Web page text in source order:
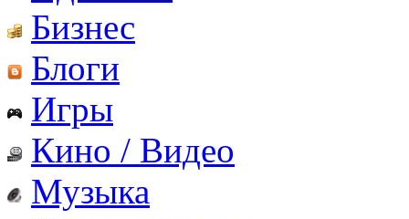
Бизнес
Блоги
Игры
Кино / Видео
Музыка